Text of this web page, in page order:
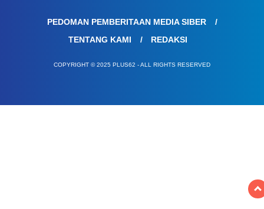
PEDOMAN PEMBERITAAN MEDIA SIBER
TENTANG KAMI
REDAKSI
COPYRIGHT © 2025 PLUS62 - ALL RIGHTS RESERVED